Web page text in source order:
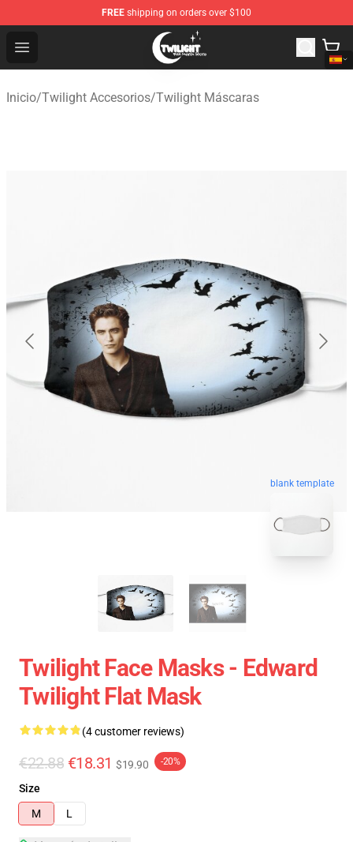
FREE shipping on orders over $100
Open menu
Twilight Store - Official Twilight Merchandise Shop
Inicio/Twilight Accesorios/Twilight Máscaras
blank template
Twilight Face Masks - Edward
Twilight Flat Mask
(4 customer reviews)
€22.88 €18.31 $19.90 -20%
Size
M
L